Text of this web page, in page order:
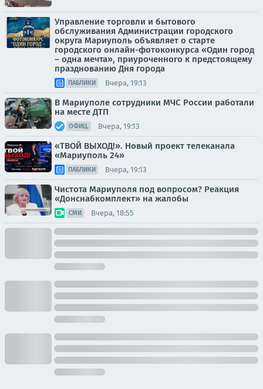
Управление торговли и бытового
обслуживания Администрации городского
округа Мариуполь объявляет о старте
городского онлайн-фотоконкурса «Один город
– одна мечта», приуроченного к предстоящему
празднованию Дня города
ПАБЛИКИ Вчера, 19:13
В Мариуполе сотрудники МЧС России работали
на месте ДТП
ОФИЦ. Вчера, 19:13
«ТВОЙ ВЫХОД!». Новый проект телеканала
«Мариуполь 24»
ПАБЛИКИ Вчера, 19:13
Чистота Мариуполя под вопросом? Реакция
«Донснабкомплект» на жалобы
СМИ Вчера, 18:55